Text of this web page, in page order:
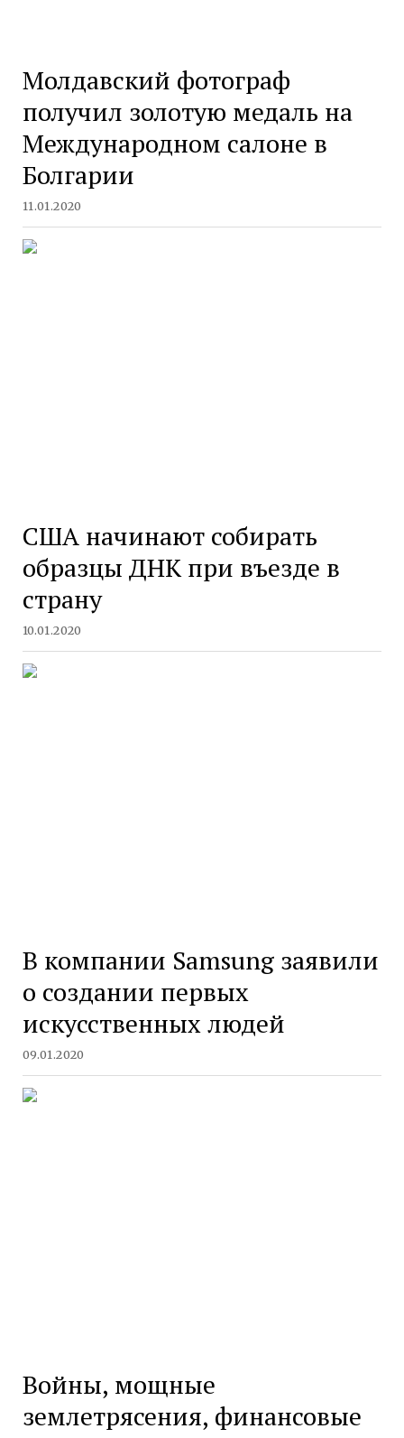
Молдавский фотограф
получил золотую медаль на
Международном салоне в
Болгарии
11.01.2020
США начинают собирать
образцы ДНК при въезде в
страну
10.01.2020
В компании Samsung заявили
о создании первых
искусственных людей
09.01.2020
Войны, мощные
землетрясения, финансовые